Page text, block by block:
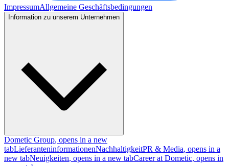
ImpressumAllgemeine Geschäftsbedingungen
Information zu unserem Unternehmen
Dometic Group, opens in a new
tabLieferanteninformationenNachhaltigkeitPR & Media, opens in a
new tabNeuigkeiten, opens in a new tabCareer at Dometic, opens in